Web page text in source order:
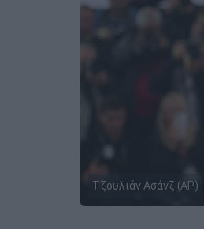
Τζουλιάν Ασάνζ (AP)